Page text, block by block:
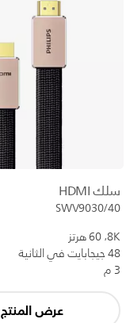
سلك HDMI
SWV9030/40
8K،‏ 60 هرتز
48 جيجابايت في الثانية
3 م
عرض المنتج